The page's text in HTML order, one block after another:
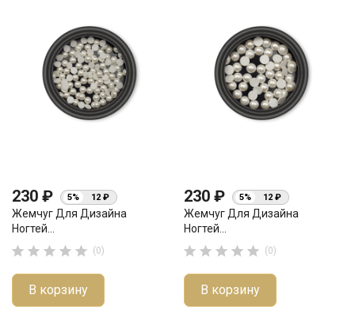
230 ₽ 5% 12 ₽
Жемчуг Для Дизайна
Ногтей...
     (0)
В корзину
230 ₽ 5% 12 ₽
Жемчуг Для Дизайна
Ногтей...
     (0)
В корзину